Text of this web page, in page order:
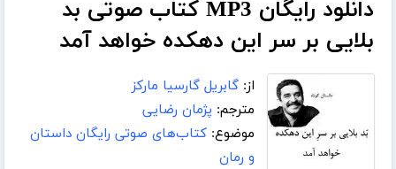
دانلود رایگان MP3 کتاب صوتی بد
بلایی بر سر این دهکده خواهد آمد
از: گابریل گارسیا مارکز
مترجم: پژمان رضایی
موضوع: کتاب‌های صوتی رایگان داستان
و رمان